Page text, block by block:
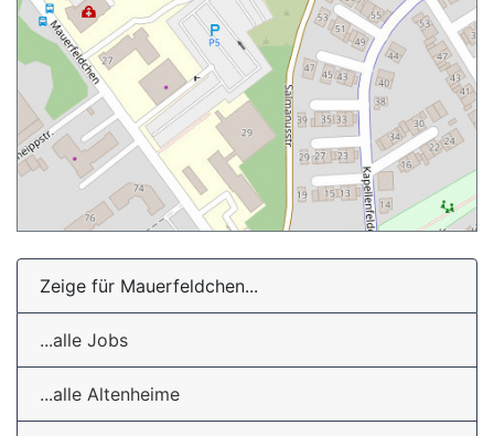
Zeige für Mauerfeldchen...
...alle Jobs
...alle Altenheime